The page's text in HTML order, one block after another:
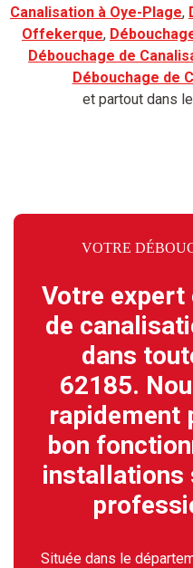
Canalisation à Oye-Plage,
Offekerque,
Débouchage de
Débouchage de
et partout dans
VOTRE
Votre expert
de
dans
62185.
rapidement
bon
installations
Située dans le